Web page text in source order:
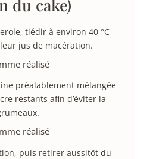
du cake)
tiédir à environ 40 °C
jus de macération.
réalisé
préalablement mélangée
restants afin d’éviter la
réalisé
puis retirer aussitôt du